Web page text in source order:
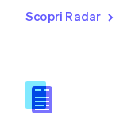
Scopri Radar
English
English
Slovacchia